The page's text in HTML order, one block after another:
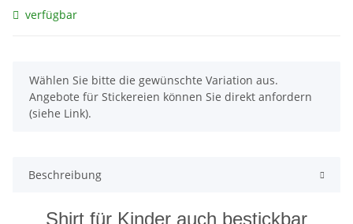
verfügbar
x
Wählen Sie bitte die gewünschte Variation aus.
Angebote für Stickereien können Sie direkt anfordern
(siehe Link).
Beschreibung
Shirt für Kinder auch bestickbar